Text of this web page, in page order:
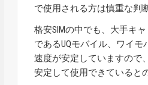
で使用される方は慎重な判
格安SIMの中でも、大手キ
であるUQモバイル、ワイ
速度が安定していますので
安定して使用できていると